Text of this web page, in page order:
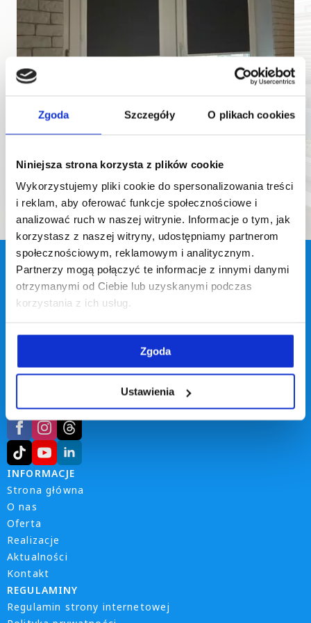
Zgoda Szczegóły O plikach cookies
Niniejsza strona korzysta z plików cookie
Wykorzystujemy pliki cookie do spersonalizowania treści
i reklam, aby oferować funkcje społecznościowe i
analizować ruch w naszej witrynie. Informacje o tym, jak
korzystasz z naszej witryny, udostępniamy partnerom
społecznościowym, reklamowym i analitycznym.
Partnerzy mogą połączyć te informacje z innymi danymi
otrzymanymi od Ciebie lub uzyskanymi podczas
korzystania z ich usług.
Zgoda
Ustawienia
ROLETY W KASECIE – CZYM SIĘ
CHARAKTERYZUJĄ?
BĄDŹMY W KONTAKCIE
Zadzwoń
Napisz
Godziny pracy
SOCIAL MEDIA
INFORMACJE
Strona główna
O nas
Oferta
Realizacje
Aktualności
Kontakt
REGULAMINY
Regulamin strony internetowej